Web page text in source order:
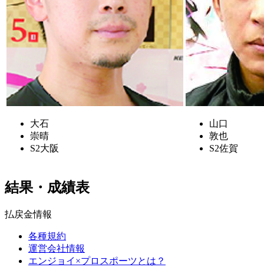
大石
崇晴
S2大阪
山口
敦也
S2佐賀
結果・成績表
払戻金情報
各種規約
運営会社情報
エンジョイ×プロスポーツとは？